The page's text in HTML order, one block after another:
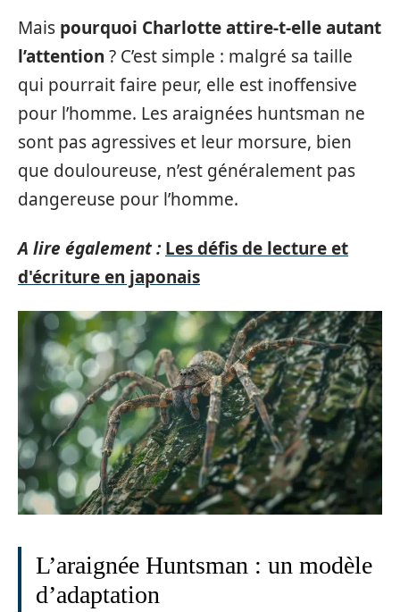
Mais pourquoi Charlotte attire-t-elle autant
l’attention ? C’est simple : malgré sa taille
qui pourrait faire peur, elle est inoffensive
pour l’homme. Les araignées huntsman ne
sont pas agressives et leur morsure, bien
que douloureuse, n’est généralement pas
dangereuse pour l’homme.
A lire également : Les défis de lecture et
d'écriture en japonais
L’araignée Huntsman : un modèle
d’adaptation